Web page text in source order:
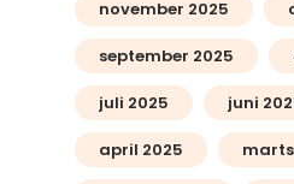
november 2025
september 2025
juli 2025 juni
april 2025